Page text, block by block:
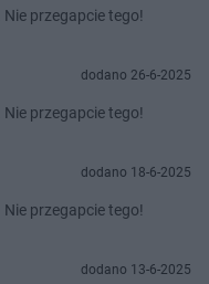
przegapcie tego!
dodano 26-6-2025
przegapcie tego!
dodano 18-6-2025
przegapcie tego!
dodano 13-6-2025